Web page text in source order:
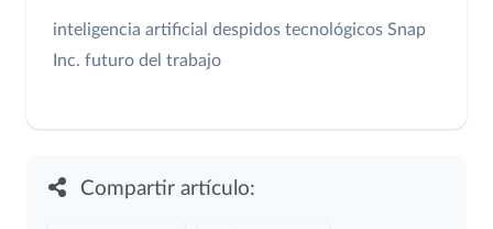
inteligencia artificial despidos tecnológicos Snap
Inc. futuro del trabajo
Compartir artículo: